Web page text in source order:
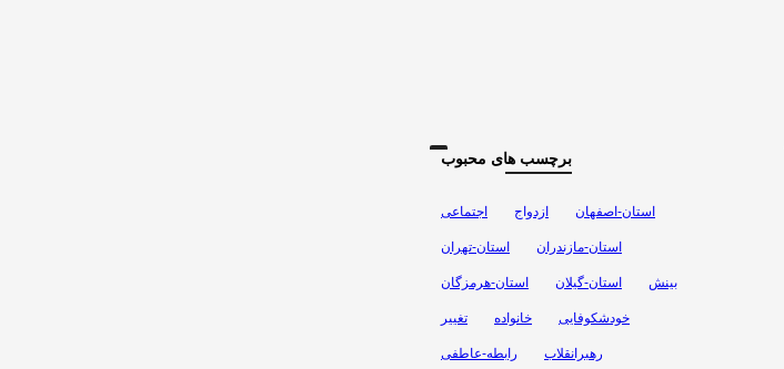
برچسب های محبوب
اجتماعی ازدواج استان-اصفهان
استان-تهران استان-مازندران
استان-هرمزگان استان-گیلان بینش
تغییر خانواده خودشکوفایی
رابطه-عاطفی رهبرانقلاب